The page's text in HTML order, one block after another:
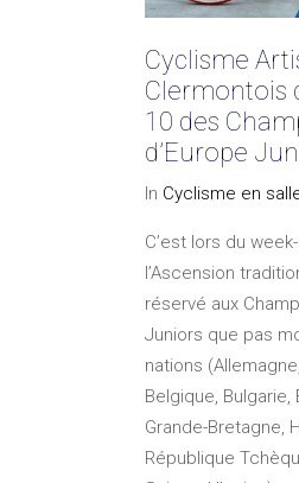
Cyclisme
Clermontois
10 des
d’Europe
In Cyclisme en
C’est lors du
l’Ascension
réservé aux
Juniors que pas
nations
Belgique, Bulgarie,
Grande-Bretagne,
République